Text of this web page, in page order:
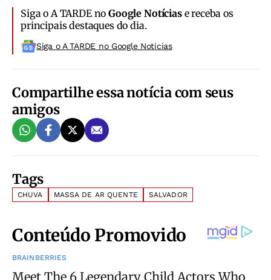
Siga o A TARDE noGoogle Notíciase receba os
principais destaques do dia.
Siga o A TARDE no Google Noticias
Compartilhe essa notícia com seus
amigos
Tags
CHUVA MASSA DE AR QUENTE SALVADOR